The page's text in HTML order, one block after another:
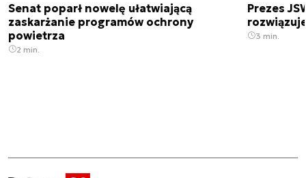
Senat poparł nowelę ułatwiającą
zaskarżanie programów ochrony
powietrza
2 min.
Prezes
3 min.